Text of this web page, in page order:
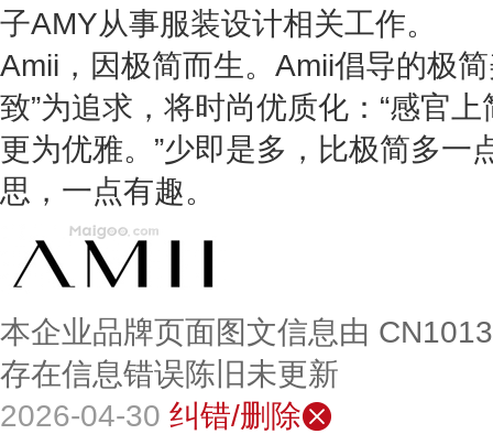
子AMY从事服装设计相关工作。
Amii，因极简而生。Amii倡导的极
致”为追求，将时尚优质化：“感官
更为优雅。”少即是多，比极简多一
思，一点有趣。
本企业品牌页面图文信息由
存在信息错误陈旧未更新
2026-04-30 纠错/删除